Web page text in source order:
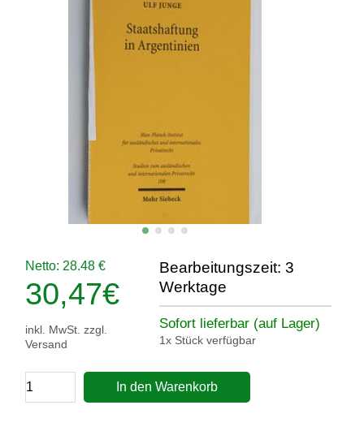
Netto: 28.48 €
30,47€
inkl. MwSt. zzgl.
Versand
In den Warenkorb
Bearbeitungszeit: 3
Werktage
Sofort lieferbar (auf Lager)
1x Stück verfügbar